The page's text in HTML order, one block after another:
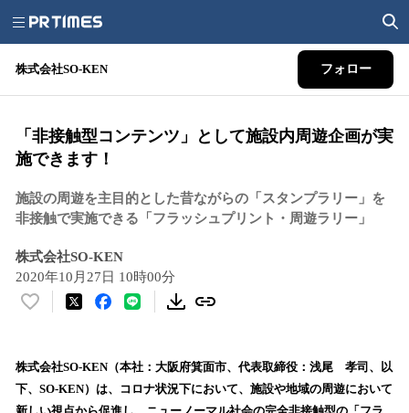
株式会社SO-KEN フォロー
「非接触型コンテンツ」として施設内周遊企画が実
施できます！
施設の周遊を主目的とした昔ながらの「スタンプラリー」を
非接触で実施できる「フラッシュプリント・周遊ラリー」
株式会社SO-KEN
2020年10月27日 10時00分
い
！
数
を
株式会社SO-KEN（本社：大阪府箕面市、代表取締役：浅尾 孝司、以
下、SO-KEN）は、コロナ状況下において、施設や地域の周遊において